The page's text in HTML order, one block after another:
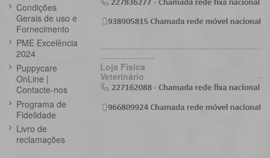
Condições
Gerais de uso e
Fornecimento
PME Excelência
2024
Puppycare
OnLine |
Contacte-nos
Programa de
Fidelidade
Livro de
reclamações
-----------------------------------------------------
------------------
Loja Física
Veterinário -